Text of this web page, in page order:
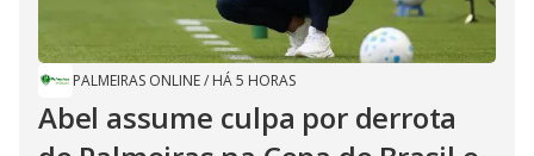
PALMEIRAS ONLINE/ HÁ 5 HORAS
Abel assume culpa por derrota